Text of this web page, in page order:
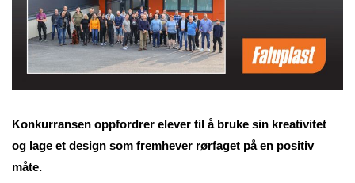
Konkurransen oppfordrer elever til å bruke sin kreativitet
og lage et design som fremhever rørfaget på en positiv
måte.